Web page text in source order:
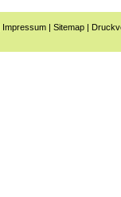
Impressum | Sitemap |